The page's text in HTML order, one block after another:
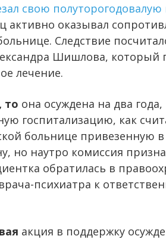
свою
активно оказывал
Следствие
Шишлова, который
лечение.
то она осуждена на два
госпитализацию, как
больнице привезенную
но наутро комиссия
обратилась в
психиатра к
акция в поддержку